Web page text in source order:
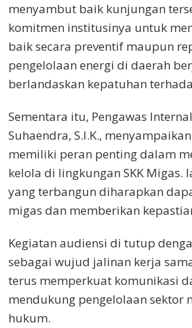
menyambut baik kunjungan
komitmen institusinya untuk
baik secara preventif maupun
pengelolaan energi di daerah
berlandaskan kepatuhan
Sementara itu, Pengawas
Suhaendra, S.I.K.,
memiliki peran penting dalam
kelola di lingkungan SKK Migas.
yang terbangun diharapkan
migas dan memberikan
Kegiatan audiensi di tutup
sebagai wujud jalinan kerja
terus memperkuat komunikasi
mendukung pengelolaan sektor
hukum.